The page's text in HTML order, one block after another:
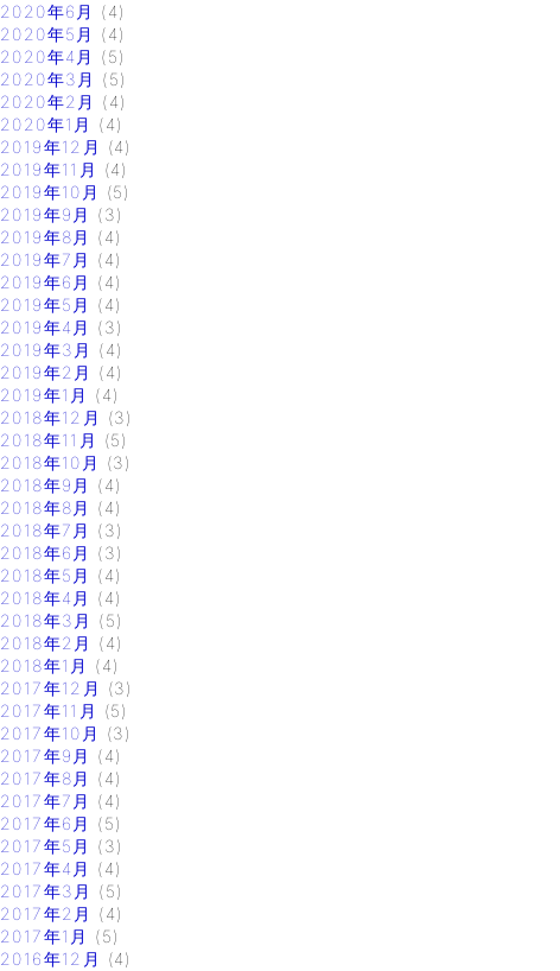
2020年6月
(4)
2020年5月
(4)
2020年4月
(5)
2020年3月
(5)
2020年2月
(4)
2020年1月
(4)
2019年12月
(4)
2019年11月
(4)
2019年10月
(5)
2019年9月
(3)
2019年8月
(4)
2019年7月
(4)
2019年6月
(4)
2019年5月
(4)
2019年4月
(3)
2019年3月
(4)
2019年2月
(4)
2019年1月
(4)
2018年12月
(3)
2018年11月
(5)
2018年10月
(3)
2018年9月
(4)
2018年8月
(4)
2018年7月
(3)
2018年6月
(3)
2018年5月
(4)
2018年4月
(4)
2018年3月
(5)
2018年2月
(4)
2018年1月
(4)
2017年12月
(3)
2017年11月
(5)
2017年10月
(3)
2017年9月
(4)
2017年8月
(4)
2017年7月
(4)
2017年6月
(5)
2017年5月
(3)
2017年4月
(4)
2017年3月
(5)
2017年2月
(4)
2017年1月
(5)
2016年12月
(4)